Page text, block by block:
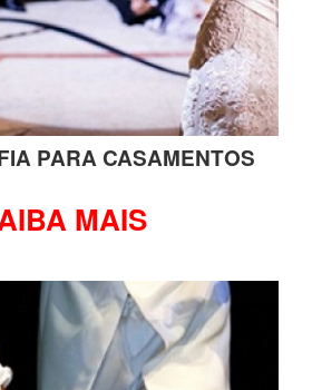
PARA CASAMENTOS
MAIS